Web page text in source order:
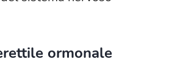
ormonale